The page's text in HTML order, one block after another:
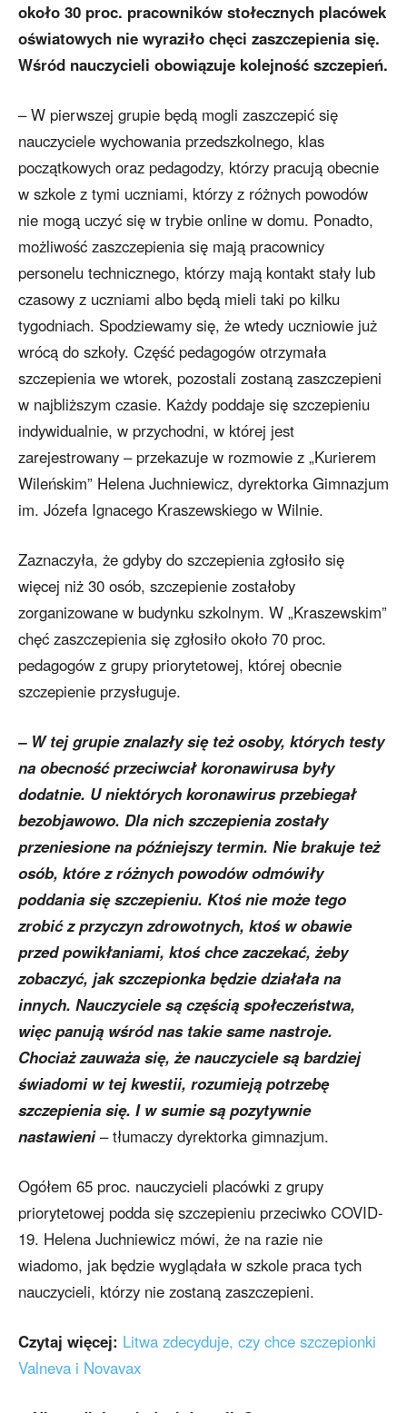
około 30 proc. pracowników stołecznych placówek
oświatowych nie wyraziło chęci zaszczepienia się.
Wśród nauczycieli obowiązuje kolejność szczepień.
– W pierwszej grupie będą mogli zaszczepić się
nauczyciele wychowania przedszkolnego, klas
początkowych oraz pedagodzy, którzy pracują obecnie
w szkole z tymi uczniami, którzy z różnych powodów
nie mogą uczyć się w trybie online w domu. Ponadto,
możliwość zaszczepienia się mają pracownicy
personelu technicznego, którzy mają kontakt stały lub
czasowy z uczniami albo będą mieli taki po kilku
tygodniach. Spodziewamy się, że wtedy uczniowie już
wrócą do szkoły. Część pedagogów otrzymała
szczepienia we wtorek, pozostali zostaną zaszczepieni
w najbliższym czasie. Każdy poddaje się szczepieniu
indywidualnie, w przychodni, w której jest
zarejestrowany – przekazuje w rozmowie z „Kurierem
Wileńskim” Helena Juchniewicz, dyrektorka Gimnazjum
im. Józefa Ignacego Kraszewskiego w Wilnie.
Zaznaczyła, że gdyby do szczepienia zgłosiło się
więcej niż 30 osób, szczepienie zostałoby
zorganizowane w budynku szkolnym. W „Kraszewskim”
chęć zaszczepienia się zgłosiło około 70 proc.
pedagogów z grupy priorytetowej, której obecnie
szczepienie przysługuje.
– W tej grupie znalazły się też osoby, których testy
na obecność przeciwciał koronawirusa były
dodatnie. U niektórych koronawirus przebiegał
bezobjawowo. Dla nich szczepienia zostały
przeniesione na późniejszy termin. Nie brakuje też
osób, które z różnych powodów odmówiły
poddania się szczepieniu. Ktoś nie może tego
zrobić z przyczyn zdrowotnych, ktoś w obawie
przed powikłaniami, ktoś chce zaczekać, żeby
zobaczyć, jak szczepionka będzie działała na
innych. Nauczyciele są częścią społeczeństwa,
więc panują wśród nas takie same nastroje.
Chociaż zauważa się, że nauczyciele są bardziej
świadomi w tej kwestii, rozumieją potrzebę
szczepienia się. I w sumie są pozytywnie
nastawieni– tłumaczy dyrektorka gimnazjum.
Ogółem 65 proc. nauczycieli placówki z grupy
priorytetowej podda się szczepieniu przeciwko COVID-
19. Helena Juchniewicz mówi, że na razie nie
wiadomo, jak będzie wyglądała w szkole praca tych
nauczycieli, którzy nie zostaną zaszczepieni.
Czytaj więcej: Litwa zdecyduje, czy chce szczepionki
Valneva i Novavax